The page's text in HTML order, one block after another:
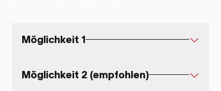
Möglichkeit 1
Möglichkeit 2 (empfohlen)